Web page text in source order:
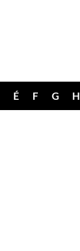
É F G H